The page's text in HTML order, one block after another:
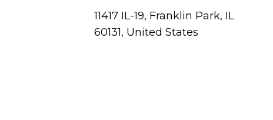
11417 IL-19, Franklin Park, IL
60131, United States